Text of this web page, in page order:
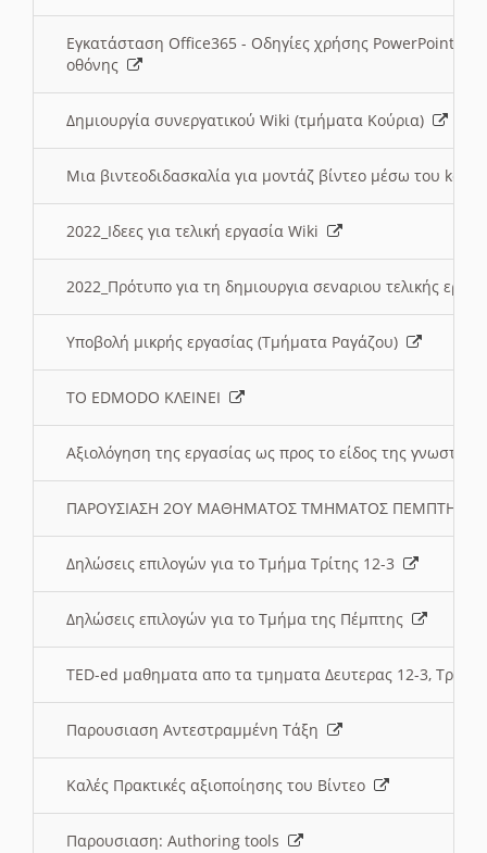
Εγκατάσταση Office365 - Οδηγίες χρήσης PowerPoint
οθόνης
Δημιουργία συνεργατικού Wiki (τμήματα Κούρια)
Μια βιντεοδιδασκαλία για μοντάζ βίντεο μέσω του
2022_Ιδεες για τελική εργασία Wiki
2022_Πρότυπο για τη δημιουργια σεναριου τελικής
Υποβολή μικρής εργασίας (Τμήματα Ραγάζου)
ΤΟ EDMODO ΚΛΕΙΝΕΙ
Αξιολόγηση της εργασίας ως προς το είδος της
ΠΑΡΟΥΣΙΑΣΗ 2ΟΥ ΜΑΘΗΜΑΤΟΣ ΤΜΗΜΑΤΟΣ
Δηλώσεις επιλογών για το Τμήμα Τρίτης 12-3
Δηλώσεις επιλογών για το Τμήμα της Πέμπτης
TED-ed μαθηματα απο τα τμηματα Δευτερας 12-3,
Παρουσιαση Αντεστραμμένη Τάξη
Καλές Πρακτικές αξιοποίησης του Βίντεο
Παρουσιαση: Authoring tools